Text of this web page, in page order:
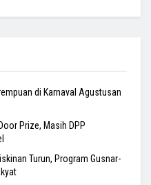
di Karnaval Agustusan
Prize, Masih DPP
Turun, Program Gusnar-